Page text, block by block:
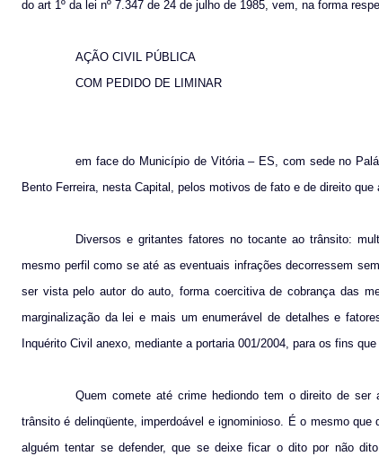
do art 1º da lei nº 7.347 de 24 de julho de 1985, vem, na forma
AÇÃO CIVIL PÚBLICA
COM PEDIDO DE LIMINAR
em face do Município de Vitória – ES, com sede no
Bento Ferreira, nesta Capital, pelos motivos de fato e de direito que
Diversos e gritantes fatores no tocante ao trânsito:
mesmo perfil como se até as eventuais infrações decorressem
ser vista pelo autor do auto, forma coercitiva de cobrança das
marginalização da lei e mais um enumerável de detalhes e
Inquérito Civil anexo, mediante a portaria 001/2004, para os fins
Quem comete até crime hediondo tem o direito de
trânsito é delinqüente, imperdoável e ignominioso. É o mesmo
alguém tentar se defender, que se deixe ficar o dito por não